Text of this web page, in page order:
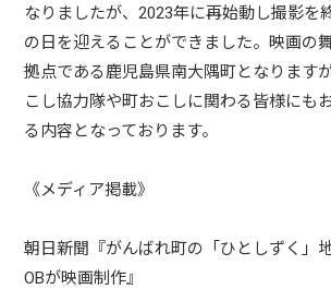
なりましたが、2023年に再始動し撮影を
の日を迎えることができました。映画の
拠点である鹿児島県南大隅町となります
こし協力隊や町おこしに関わる皆様にも
る内容となっております。
《メディア掲載》
朝日新聞『がんばれ町の「ひとしずく」
OBが映画制作』